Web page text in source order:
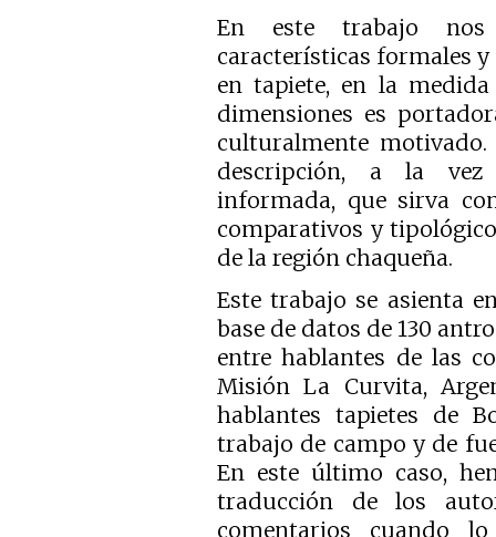
En este trabajo nos
características formales
en tapiete, en la
dimensiones es
culturalmente
descripción, a la vez
informada, que sirva
comparativos y
de la región chaqueña.
Este trabajo se asienta
base de datos de 130
entre hablantes de las
Misión La Curvita,
hablantes tapietes de
trabajo de campo y de
En este último caso,
traducción de los
comentarios cuando